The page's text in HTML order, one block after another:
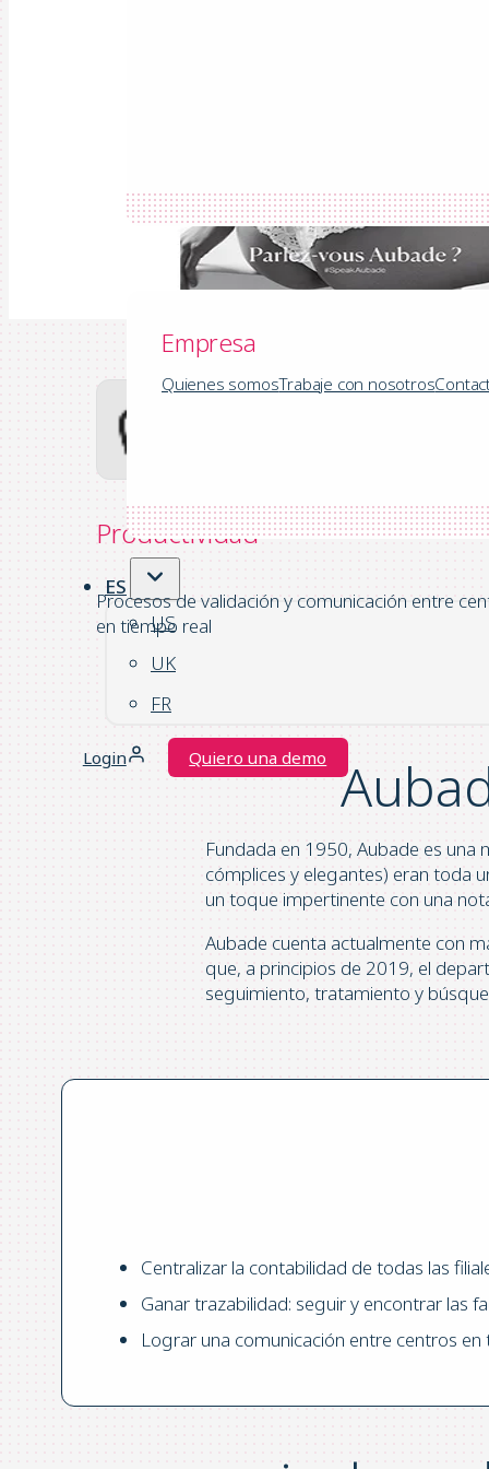
Empresa
Quienes somosTrabaje con nosotros
ES
US
UK
FR
Login Quiero una demo
Productividad
Procesos de validación y comunicación entre
en tiempo real
Fundada en 1950, Aubade es una
cómplices y elegantes) eran toda
un toque impertinente con una
Aubade cuenta actualmente con
que, a principios de 2019, el
seguimiento, tratamiento y
Centralizar la contabilidad de todas las
Ganar trazabilidad: seguir y encontrar las
Lograr una comunicación entre centros en